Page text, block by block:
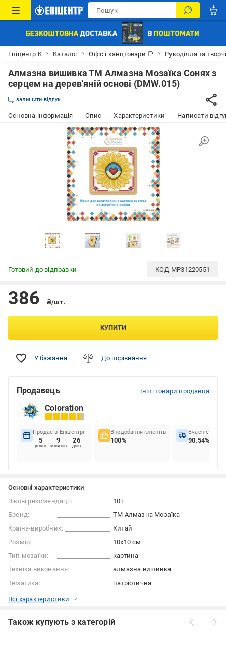
Епіцентр К Каталог Офіс і канцтовари 📑 Рукоділля та
Алмазна вишивка ТМ Алмазна Мозаїка Сонях з
серцем на дерев'яній основі (DMW.015)
залишити відгук
Основна інформація Опис Характеристики Написати
Готовий до відправки КОД MP31220551
386 ₴/шт.
КУПИТИ
У бажання До порівняння
Продавець Інші товари продавця
Coloration
Продає в Епіцентрі
5
років
9
місяців
26
днів
Вподобання клієнтів
100%
Вчасність
90.54%
Основні характеристики
Вікові рекомендації:
10+
Бренд:
ТМ Алмазна Мозаїка
Країна-виробник:
Китай
Розмір:
10x10 см
Тип мозаїки:
картина
Техніка виконання:
алмазна вишивка
Тематика:
патріотична
Всі характеристики
Також купують з категорій